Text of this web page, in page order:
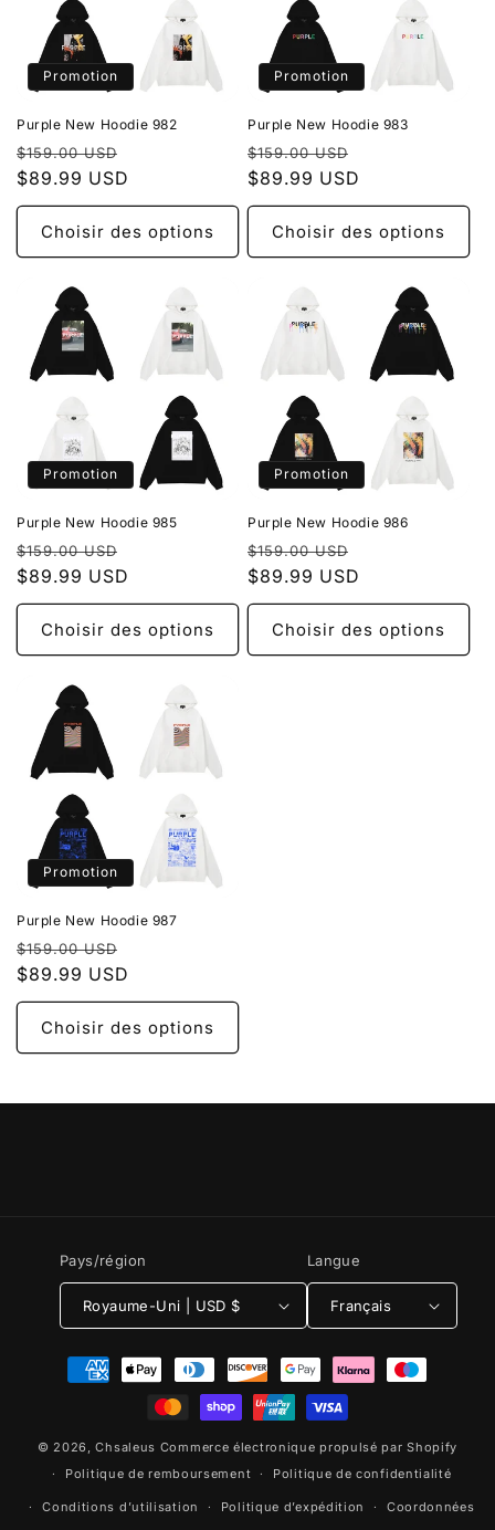
Promotion
Purple New Hoodie 982
Prix
habituel
$159.00 USD
promotionnel
$89.99 USD
Choisir des options
Promotion
Purple New Hoodie 983
Prix
habituel
$159.00 USD
$89.99 USD
Choisir des options
Promotion
Purple New Hoodie 985
Prix
habituel
$159.00 USD
promotionnel
$89.99 USD
Choisir des options
Promotion
Purple New Hoodie 986
Prix
habituel
$159.00 USD
$89.99 USD
Choisir des options
Promotion
Purple New Hoodie 987
Prix
habituel
$159.00 USD
$89.99 USD
Choisir des options
Pays/région
Royaume-Uni | USD $
Langue
Français
Moyens
© 2026,Chsaleus Commerce électronique propulsé par Shopify
Politique de remboursement
Politique de confidentialité
Conditions d’utilisation Politique d’expédition Coordonnées